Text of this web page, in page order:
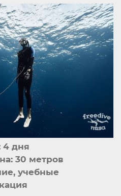
4 дня
30 метров
учебные